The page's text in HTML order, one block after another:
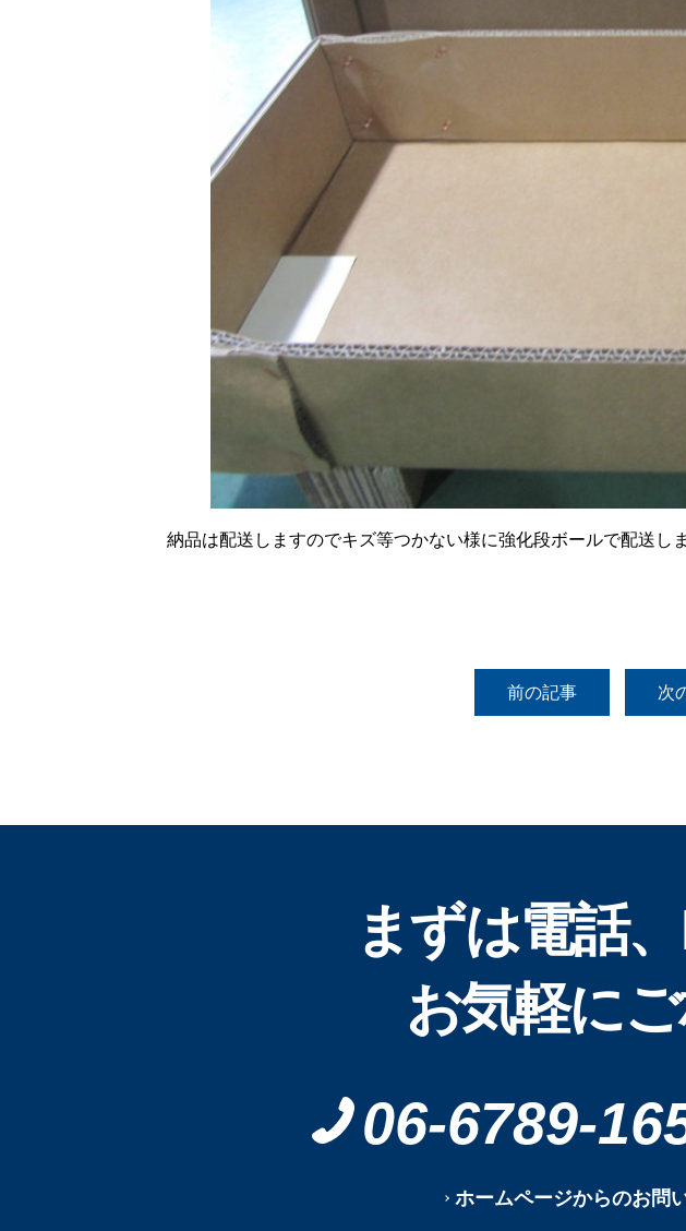
納品は配送しますのでキズ等つかない様に強化段ボールで配送しま
前の記事 次
まずは電話
お気軽に
06-6789-
ホームページからのお問